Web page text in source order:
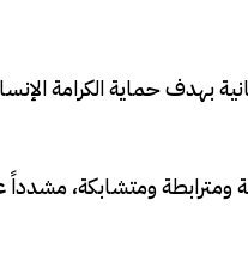
بهدف حماية الكرامة
قابلة للتجزئة ومترابطة ومتشابكة،